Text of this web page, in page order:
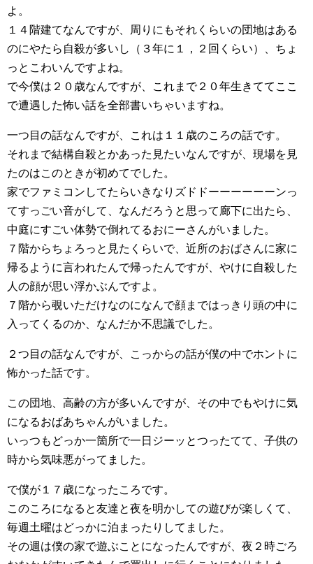
よ。
１４階建てなんですが、周りにもそれくらいの団地はある
のにやたら自殺が多いし（３年に１，２回くらい）、ちょ
っとこわいんですよね。
で今僕は２０歳なんですが、これまで２０年生きててここ
で遭遇した怖い話を全部書いちゃいますね。
一つ目の話なんですが、これは１１歳のころの話です。
それまで結構自殺とかあった見たいなんですが、現場を見
たのはこのときが初めてでした。
家でファミコンしてたらいきなりズドドーーーーーーンっ
てすっごい音がして、なんだろうと思って廊下に出たら、
中庭にすごい体勢で倒れてるおにーさんがいました。
７階からちょろっと見たくらいで、近所のおばさんに家に
帰るように言われたんで帰ったんですが、やけに自殺した
人の顔が思い浮かぶんですよ。
７階から覗いただけなのになんで顔まではっきり頭の中に
入ってくるのか、なんだか不思議でした。
２つ目の話なんですが、こっからの話が僕の中でホントに
怖かった話です。
この団地、高齢の方が多いんですが、その中でもやけに気
になるおばあちゃんがいました。
いっつもどっか一箇所で一日ジーッとつったてて、子供の
時から気味悪がってました。
で僕が１７歳になったころです。
このころになると友達と夜を明かしての遊びが楽しくて、
毎週土曜はどっかに泊まったりしてました。
その週は僕の家で遊ぶことになったんですが、夜２時ごろ